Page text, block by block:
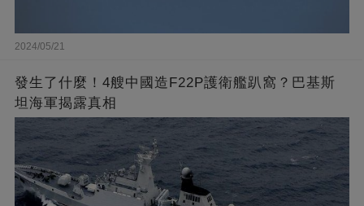
2024/05/21
發生了什麼！4艘中國造F22P護衛艦趴窩？巴基斯
坦海軍揭露真相